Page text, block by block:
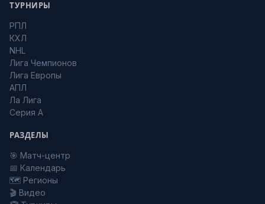
ТУРНИРЫ
РПЛ
КХЛ
NHL
Лига Чемпионов
Лига Европы
АПЛ
Ла Лига
Серия А
РАЗДЕЛЫ
🎯 Матч-центр
📅 Календарь
🗺️ Регионы
🎬 Видео